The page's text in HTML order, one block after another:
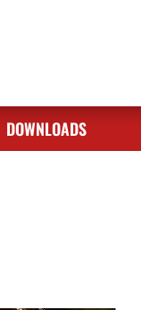
DOWNLOADS